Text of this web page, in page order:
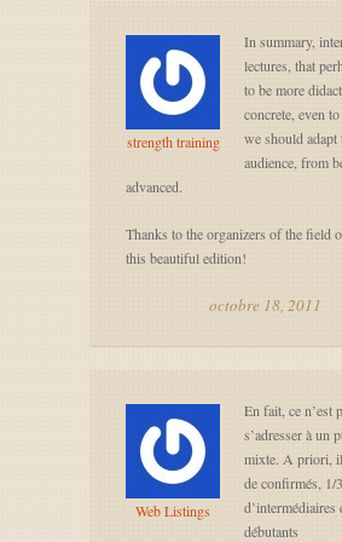
strength training
In summary,
lectures, that
to be more
concrete, even
we should adapt
audience, from
advanced.
Thanks to the organizers of the field
this beautiful edition!
octobre 18, 2011
Web Listings
En fait, ce n’est
s’adresser à un
mixte. A priori,
de confirmés, 1/3
d’intermédiaires
débutants